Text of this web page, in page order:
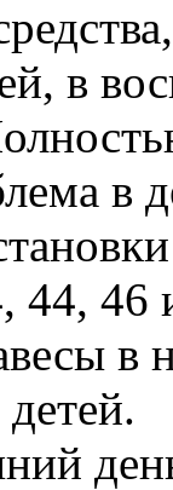
в
в
44, 46
в